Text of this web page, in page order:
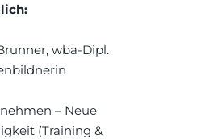
wba-Dipl.
– Neue
(Training &